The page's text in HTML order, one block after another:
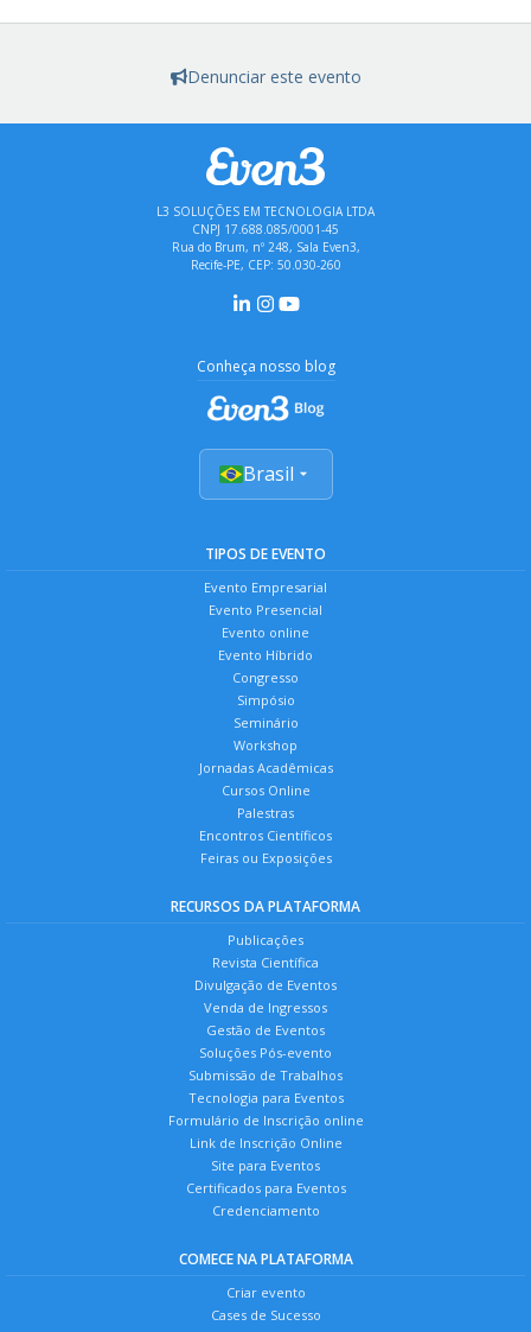
Denunciar este evento
L3 SOLUÇÕES EM TECNOLOGIA LTDA
CNPJ 17.688.085/0001-45
Rua do Brum, nº 248, Sala Even3,
Recife-PE, CEP: 50.030-260
Conheça nosso blog
Brasil
TIPOS DE EVENTO
Evento Empresarial
Evento Presencial
Evento online
Evento Híbrido
Congresso
Simpósio
Seminário
Workshop
Jornadas Acadêmicas
Cursos Online
Palestras
Encontros Científicos
Feiras ou Exposições
RECURSOS DA PLATAFORMA
Publicações
Revista Científica
Divulgação de Eventos
Venda de Ingressos
Gestão de Eventos
Soluções Pós-evento
Submissão de Trabalhos
Tecnologia para Eventos
Formulário de Inscrição online
Link de Inscrição Online
Site para Eventos
Certificados para Eventos
Credenciamento
COMECE NA PLATAFORMA
Criar evento
Cases de Sucesso